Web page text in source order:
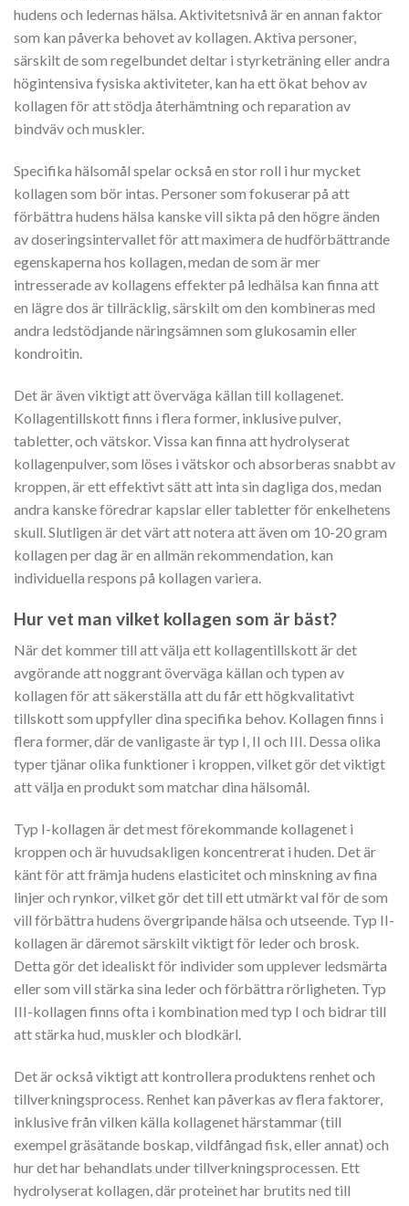
hudens och ledernas hälsa. Aktivitetsnivå är en annan faktor
som kan påverka behovet av kollagen. Aktiva personer,
särskilt de som regelbundet deltar i styrketräning eller andra
högintensiva fysiska aktiviteter, kan ha ett ökat behov av
kollagen för att stödja återhämtning och reparation av
bindväv och muskler.
Specifika hälsomål spelar också en stor roll i hur mycket
kollagen som bör intas. Personer som fokuserar på att
förbättra hudens hälsa kanske vill sikta på den högre änden
av doseringsintervallet för att maximera de hudförbättrande
egenskaperna hos kollagen, medan de som är mer
intresserade av kollagens effekter på ledhälsa kan finna att
en lägre dos är tillräcklig, särskilt om den kombineras med
andra ledstödjande näringsämnen som glukosamin eller
kondroitin.
Det är även viktigt att överväga källan till kollagenet.
Kollagentillskott finns i flera former, inklusive pulver,
tabletter, och vätskor. Vissa kan finna att hydrolyserat
kollagenpulver, som löses i vätskor och absorberas snabbt av
kroppen, är ett effektivt sätt att inta sin dagliga dos, medan
andra kanske föredrar kapslar eller tabletter för enkelhetens
skull. Slutligen är det värt att notera att även om 10-20 gram
kollagen per dag är en allmän rekommendation, kan
individuella respons på kollagen variera.
Hur vet man vilket kollagen som är bäst?
När det kommer till att välja ett kollagentillskott är det
avgörande att noggrant överväga källan och typen av
kollagen för att säkerställa att du får ett högkvalitativt
tillskott som uppfyller dina specifika behov. Kollagen finns i
flera former, där de vanligaste är typ I, II och III. Dessa olika
typer tjänar olika funktioner i kroppen, vilket gör det viktigt
att välja en produkt som matchar dina hälsomål.
Typ I-kollagen är det mest förekommande kollagenet i
kroppen och är huvudsakligen koncentrerat i huden. Det är
känt för att främja hudens elasticitet och minskning av fina
linjer och rynkor, vilket gör det till ett utmärkt val för de som
vill förbättra hudens övergripande hälsa och utseende. Typ II-
kollagen är däremot särskilt viktigt för leder och brosk.
Detta gör det idealiskt för individer som upplever ledsmärta
eller som vill stärka sina leder och förbättra rörligheten. Typ
III-kollagen finns ofta i kombination med typ I och bidrar till
att stärka hud, muskler och blodkärl.
Det är också viktigt att kontrollera produktens renhet och
tillverkningsprocess. Renhet kan påverkas av flera faktorer,
inklusive från vilken källa kollagenet härstammar (till
exempel gräsätande boskap, vildfångad fisk, eller annat) och
hur det har behandlats under tillverkningsprocessen. Ett
hydrolyserat kollagen, där proteinet har brutits ned till